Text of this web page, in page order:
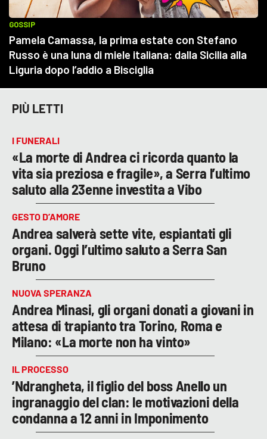
PIÙ LETTI
I FUNERALI
«La morte di Andrea ci ricorda quanto la
vita sia preziosa e fragile», a Serra l’ultimo
saluto alla 23enne investita a Vibo
GESTO D’AMORE
Andrea salverà sette vite, espiantati gli
organi. Oggi l’ultimo saluto a Serra San
Bruno
NUOVA SPERANZA
Andrea Minasi, gli organi donati a giovani in
attesa di trapianto tra Torino, Roma e
Milano: «La morte non ha vinto»
IL PROCESSO
’Ndrangheta, il figlio del boss Anello un
ingranaggio del clan: le motivazioni della
condanna a 12 anni in Imponimento